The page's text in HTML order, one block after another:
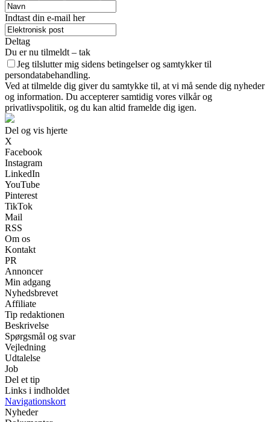
Indtast din e-mail her
Deltag
Du er nu tilmeldt – tak
Jeg tilslutter mig sidens betingelser og samtykker til
persondatabehandling.
Ved at tilmelde dig giver du samtykke til, at vi må sende dig nyheder
og information. Du accepterer samtidig vores vilkår og
privatlivspolitik, og du kan altid framelde dig igen.
Del og vis hjerte
X
Facebook
Instagram
LinkedIn
YouTube
Pinterest
TikTok
Mail
RSS
Om os
Kontakt
PR
Annoncer
Min adgang
Nyhedsbrevet
Affiliate
Tip redaktionen
Beskrivelse
Spørgsmål og svar
Vejledning
Udtalelse
Job
Del et tip
Links i indholdet
Navigationskort
Nyheder